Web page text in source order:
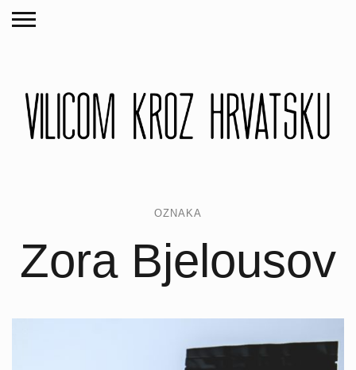
OZNAKA
Zora Bjelousov